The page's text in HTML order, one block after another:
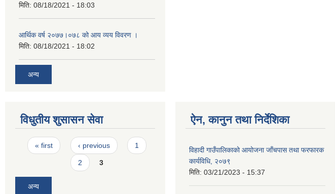
मिति: 08/18/2021 - 18:03
आर्थिक वर्ष २०७७।०७८ को आय व्यय विवरण ।
मिति: 08/18/2021 - 18:02
अन्य
विधुतीय शुसासन सेवा
Pages
« first ‹ previous 1
2 3
अन्य
ऐन, कानुन तथा निर्देशिका
विहादी गाउँपालिकाको आयोजना जाँचपास तथा फरफारक
कार्यविधि, २०७९
मिति: 03/21/2023 - 15:37